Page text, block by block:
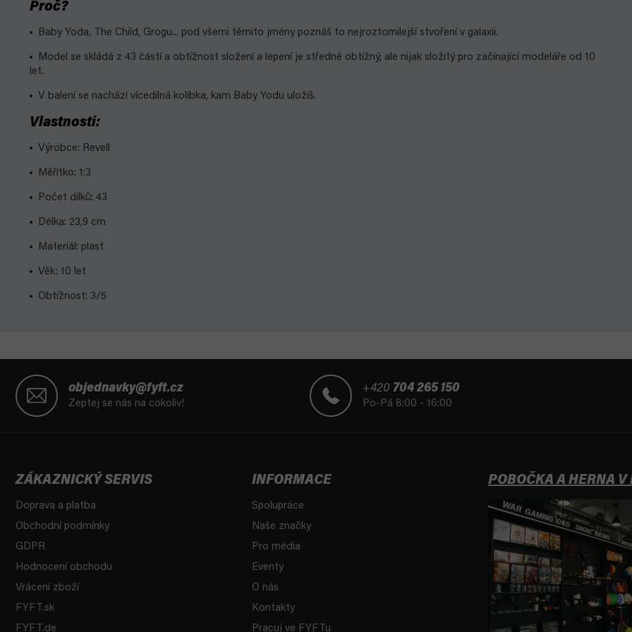
Proč?
Baby Yoda, The Child, Grogu... pod všemi těmito jmény poznáš to nejroztomilejší stvoření v galaxii.
Model se skládá z 43 částí a obtížnost složení a lepení je středně obtížný, ale nijak složitý pro začínající modeláře od 10
let.
V balení se nachází vícedílná kolíbka, kam Baby Yodu uložíš.
Vlastnosti:
Výrobce: Revell
Měřítko: 1:3
Počet dílků: 43
Délka: 23,9 cm
Materiál: plast
Věk: 10 let
Obtížnost: 3/5
objednavky@fyft.cz
Zeptej se nás na cokoliv!
+420 704 265 150
Po-Pá 8:00 - 16:00
ZÁKAZNICKÝ SERVIS
Doprava a platba
Obchodní podmínky
GDPR
Hodnocení obchodu
Vrácení zboží
FYFT.sk
FYFT.de
INFORMACE
Spolupráce
Naše značky
Pro média
Eventy
O nás
Kontakty
Pracuj ve FYFTu
POBOČKA A HERNA V